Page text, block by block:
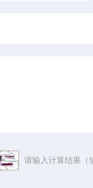
请输入计算结果（